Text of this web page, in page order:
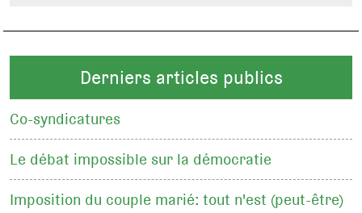
Derniers articles publics
Co-syndicatures
Le débat impossible sur la démocratie
Imposition du couple marié: tout n'est (peut-être)